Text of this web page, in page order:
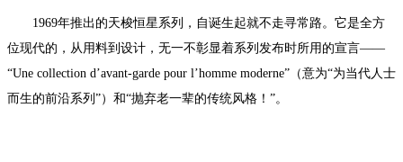
1969年推出的天梭恒星系列，自诞生起就不走寻常路。它是全方
位现代的，从用料到设计，无一不彰显着系列发布时所用的宣言——
“Une collection d’avant-garde pour l’homme moderne”（意为“为当代人士
而生的前沿系列”）和“抛弃老一辈的传统风格！”。